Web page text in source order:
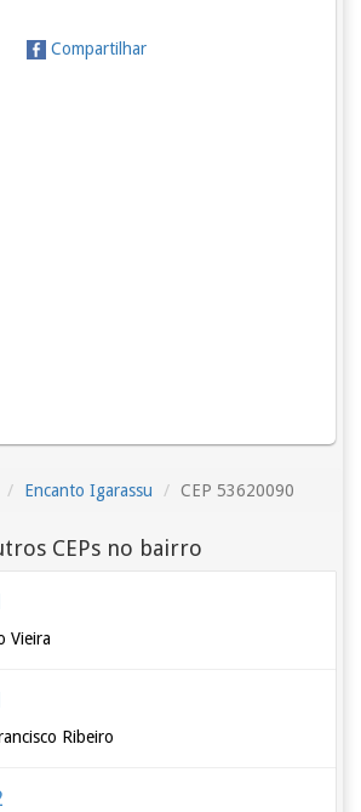
Compartilhar
Encanto Igarassu CEP 53620090
CEPs no bairro
Vieira
Ribeiro